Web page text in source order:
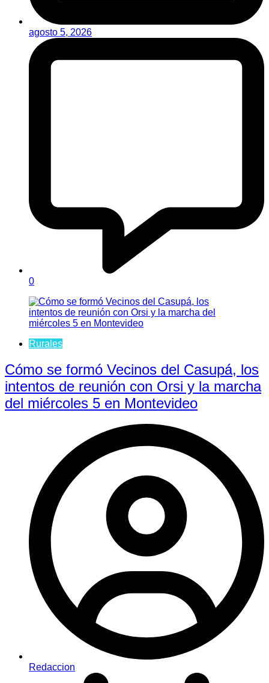
agosto 5, 2026
0
Rurales
Cómo se formó Vecinos del Casupá, los
intentos de reunión con Orsi y la marcha
del miércoles 5 en Montevideo
Redaccion